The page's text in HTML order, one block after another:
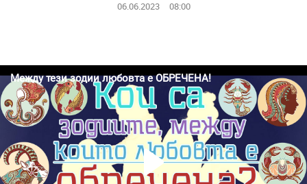
06.06.2023 08:00